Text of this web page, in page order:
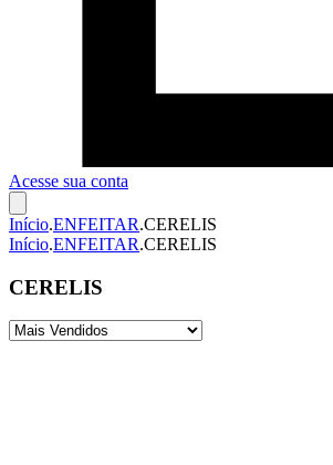
Acesse sua conta
Início.ENFEITAR.CERELIS
Início.ENFEITAR.CERELIS
CERELIS